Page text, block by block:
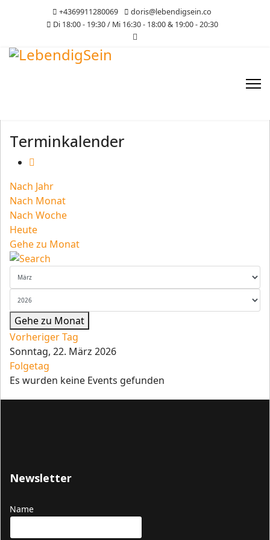
+4369911280069
doris@lebendigsein.co
Di 18:00 - 19:30 / Mi 16:30 - 18:00 & 19:00 - 20:30
Terminkalender
Nach Jahr
Nach Monat
Nach Woche
Heute
Gehe zu Monat
Gehe zu Monat
Vorheriger Tag
Sonntag, 22. März 2026
Folgetag
Es wurden keine Events gefunden
Newsletter
Name